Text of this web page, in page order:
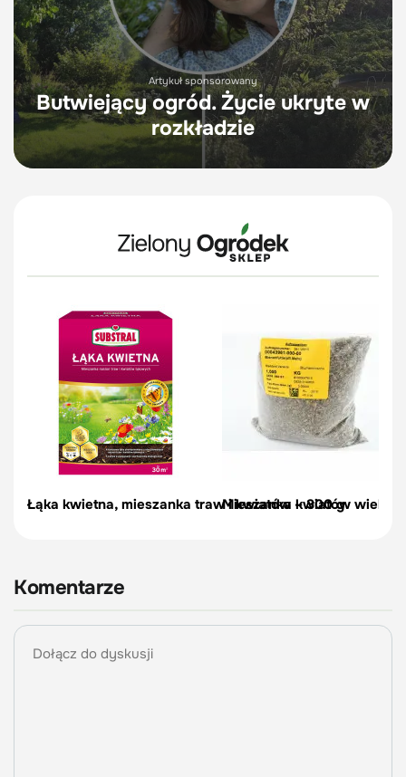
Artykuł sponsorowany
Butwiejący ogród. Życie ukryte w
rozkładzie
Łąka kwietna, mieszanka traw i kwiatów – 300 g
Mieszanka kwiatów
Komentarze